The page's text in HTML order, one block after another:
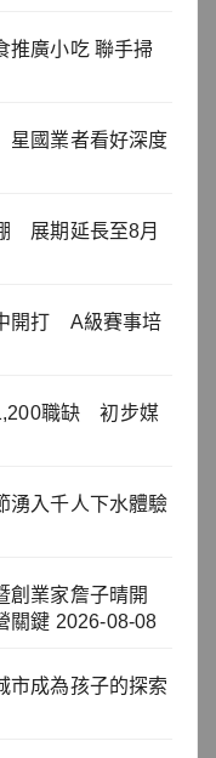
推廣小吃 聯手掃
國業者看好深度
展期延長至8月
開打 A級賽事培
職缺 初步媒
湧入千人下水體驗
創業家詹子晴開
關鍵 2026-08-08
成為孩子的探索